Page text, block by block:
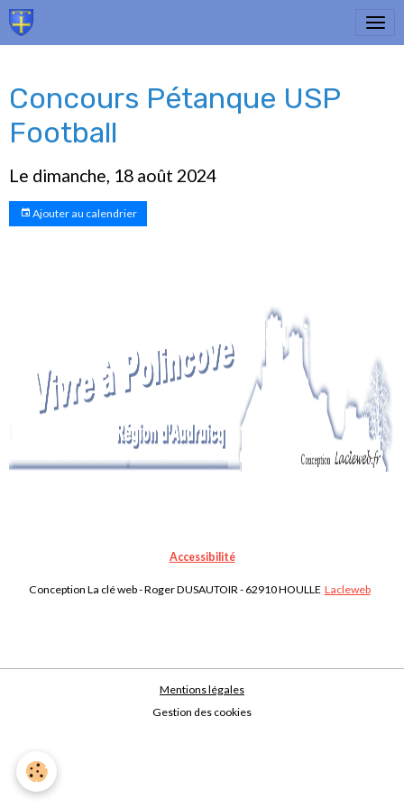
Concours Pétanque USP
Football
Le dimanche, 18 août 2024
Ajouter au calendrier
Accessibilité
Conception La clé web - Roger DUSAUTOIR - 62910 HOULLE Lacleweb
Mentions légales
Gestion des cookies